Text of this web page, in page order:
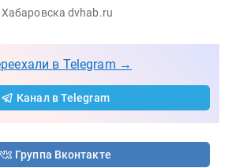
dvhab.ru
в Telegram →
Канал в Telegram
Группа Вконтакте